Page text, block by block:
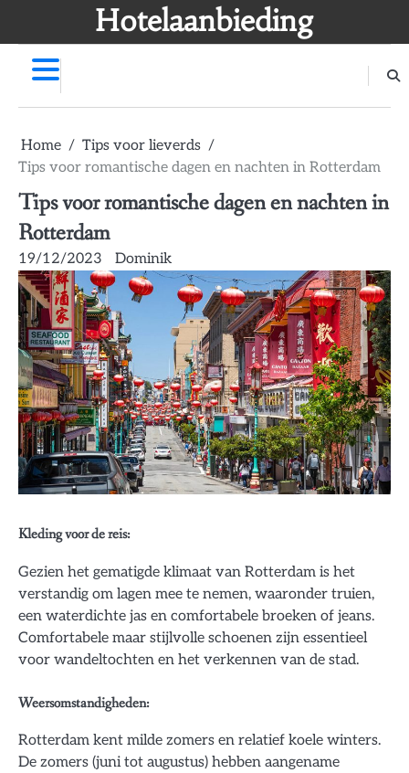
Hotelaanbieding
Home
Tips voor lieverds
Tips voor romantische dagen en nachten in Rotterdam
Tips voor romantische dagen en nachten in
Rotterdam
19/12/2023 Dominik
Kleding voor de reis:
Gezien het gematigde klimaat van Rotterdam is het
verstandig om lagen mee te nemen, waaronder truien,
een waterdichte jas en comfortabele broeken of jeans.
Comfortabele maar stijlvolle schoenen zijn essentieel
voor wandeltochten en het verkennen van de stad.
Weersomstandigheden:
Rotterdam kent milde zomers en relatief koele winters.
De zomers (juni tot augustus) hebben aangename